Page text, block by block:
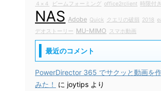
４×４ ビームフォーミング office2rclient 時限付
NAS Adobe Quick クエリの破損 2018
デオストーリー MU-MIMO スマホ動画
最近のコメント
PowerDirector 365 でサクッと動画を
みた！
に joytips より